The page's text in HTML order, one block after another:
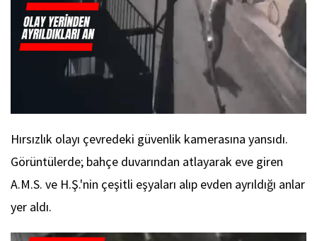
Hırsızlık olayı çevredeki güvenlik kamerasına yansıdı.
Görüntülerde; bahçe duvarından atlayarak eve giren
A.M.S. ve H.Ş.'nin çeşitli eşyaları alıp evden ayrıldığı anlar
yer aldı.